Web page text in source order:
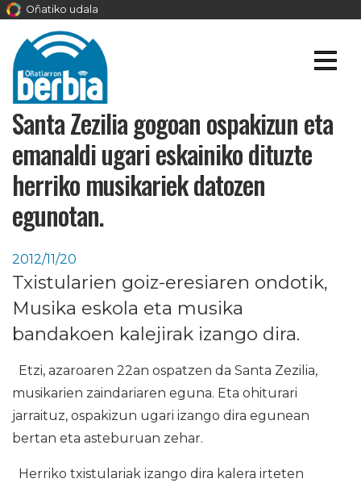
Oñatiko udala
Santa Zezilia gogoan ospakizun eta
emanaldi ugari eskainiko dituzte
herriko musikariek datozen
egunotan.
2012/11/20
Txistularien goiz-eresiaren ondotik,
Musika eskola eta musika
bandakoen kalejirak izango dira.
Etzi, azaroaren 22an ospatzen da Santa Zezilia,
musikarien zaindariaren eguna. Eta ohiturari
jarraituz, ospakizun ugari izango dira egunean
bertan eta asteburuan zehar.
Herriko txistulariak izango dira kalera irteten